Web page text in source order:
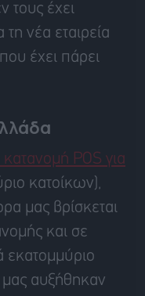
τους έχει
τη νέα εταιρεία
έχει πάρει
POS για
κατοίκων),
μας βρίσκεται
και σε
εκατομμύριο
αυξήθηκαν